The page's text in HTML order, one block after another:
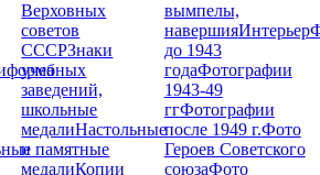
Верховных
советов
СССРЗнаки
учебных
заведений,
школьные
медалиНастольные
и памятные
медалиКопии
вымпелы,
навершияИнтерьер
до 1943
годаФотографии
1943-49
ггФотографии
после 1949 г.Фото
Героев Советского
союзаФото